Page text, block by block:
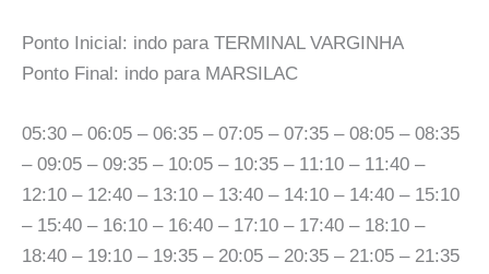
Ponto Inicial: indo para TERMINAL VARGINHA
Ponto Final: indo para MARSILAC
05:30 – 06:05 – 06:35 – 07:05 – 07:35 – 08:05 – 08:35
– 09:05 – 09:35 – 10:05 – 10:35 – 11:10 – 11:40 –
12:10 – 12:40 – 13:10 – 13:40 – 14:10 – 14:40 – 15:10
– 15:40 – 16:10 – 16:40 – 17:10 – 17:40 – 18:10 –
18:40 – 19:10 – 19:35 – 20:05 – 20:35 – 21:05 – 21:35